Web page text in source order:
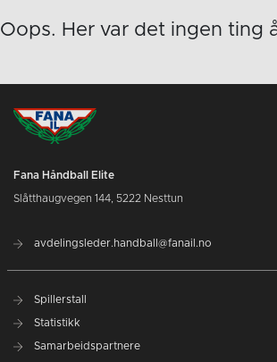
Oops. Her var det ingen ting
Fana Håndball Elite
Slåtthaugvegen 144, 5222 Nesttun
avdelingsleder.handball@fanail.no
Spillerstall
Statistikk
Samarbeidspartnere